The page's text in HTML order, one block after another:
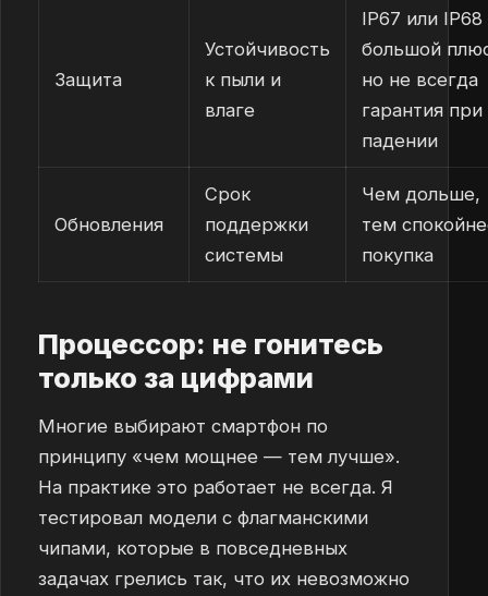
Защита
Устойчивость
к пыли и
влаге
IP67 или
большой
но не всегда
гарантия при
падении
Обновления
Срок
поддержки
системы
Чем дольше,
тем
покупка
Процессор: не гонитесь
только за цифрами
Многие выбирают смартфон по
принципу «чем мощнее — тем лучше».
На практике это работает не всегда. Я
тестировал модели с флагманскими
чипами, которые в повседневных
задачах грелись так, что их невозможно